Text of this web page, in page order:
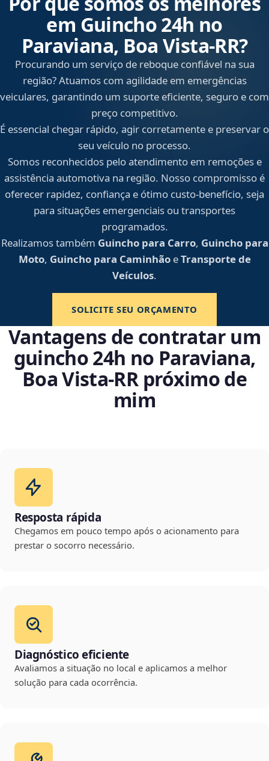
em Guincho 24h no
Paraviana, Boa Vista‑RR?
Procurando um serviço de reboque confiável na sua
região? Atuamos com agilidade em emergências
veiculares, garantindo um suporte eficiente, seguro e com
preço competitivo.
É essencial chegar rápido, agir corretamente e preservar o
seu veículo no processo.
Somos reconhecidos pelo atendimento em remoções e
assistência automotiva na região. Nosso compromisso é
oferecer rapidez, confiança e ótimo custo-benefício, seja
para situações emergenciais ou transportes
programados.
Realizamos também Guincho para Carro, Guincho para
Moto, Guincho para CaminhãoeTransporte de
Veículos.
SOLICITE SEU ORÇAMENTO
Vantagens de contratar um
guincho 24h no Paraviana,
Boa Vista‑RR próximo de
mim
Resposta rápida
Chegamos em pouco tempo após o acionamento para
prestar o socorro necessário.
Diagnóstico eficiente
Avaliamos a situação no local e aplicamos a melhor
solução para cada ocorrência.